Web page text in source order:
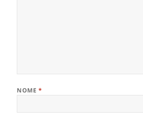
NOME *